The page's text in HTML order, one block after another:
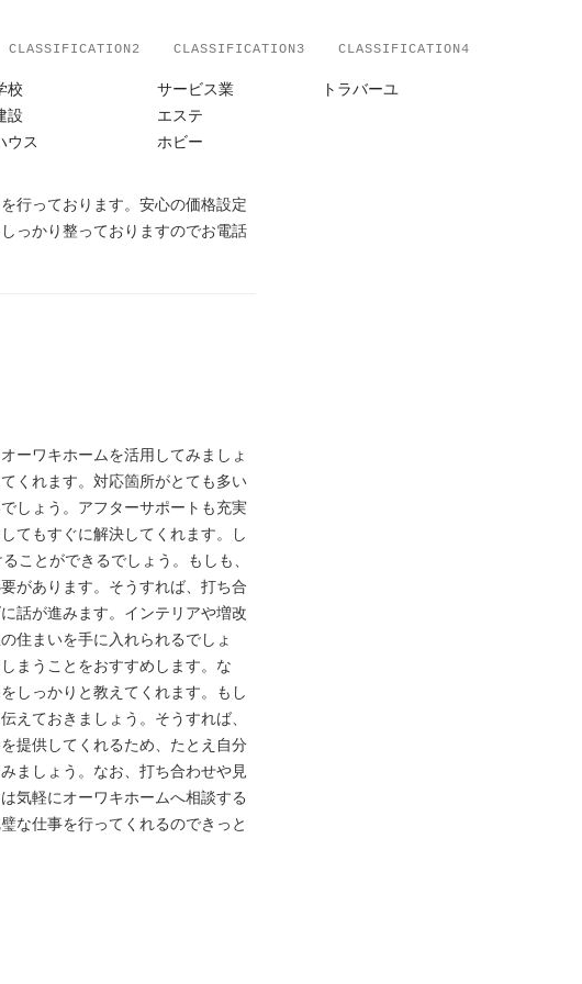
CLASSIFICATION2
校
設
ウス
CLASSIFICATION3
サービス業
エステ
ホビー
CLASSIFICATION4
トラバーユ
行っております。安心の価格設定
っかり整っておりますのでお電話
ーワキホームを活用してみましょ
くれます。対応箇所がとても多い
しょう。アフターサポートも充実
てもすぐに解決してくれます。し
ことができるでしょう。もしも、
があります。そうすれば、打ち合
話が進みます。インテリアや増改
住まいを手に入れられるでしょ
まうことをおすすめします。な
しっかりと教えてくれます。もし
えておきましょう。そうすれば、
提供してくれるため、たとえ自分
ましょう。なお、打ち合わせや見
気軽にオーワキホームへ相談する
な仕事を行ってくれるのできっと